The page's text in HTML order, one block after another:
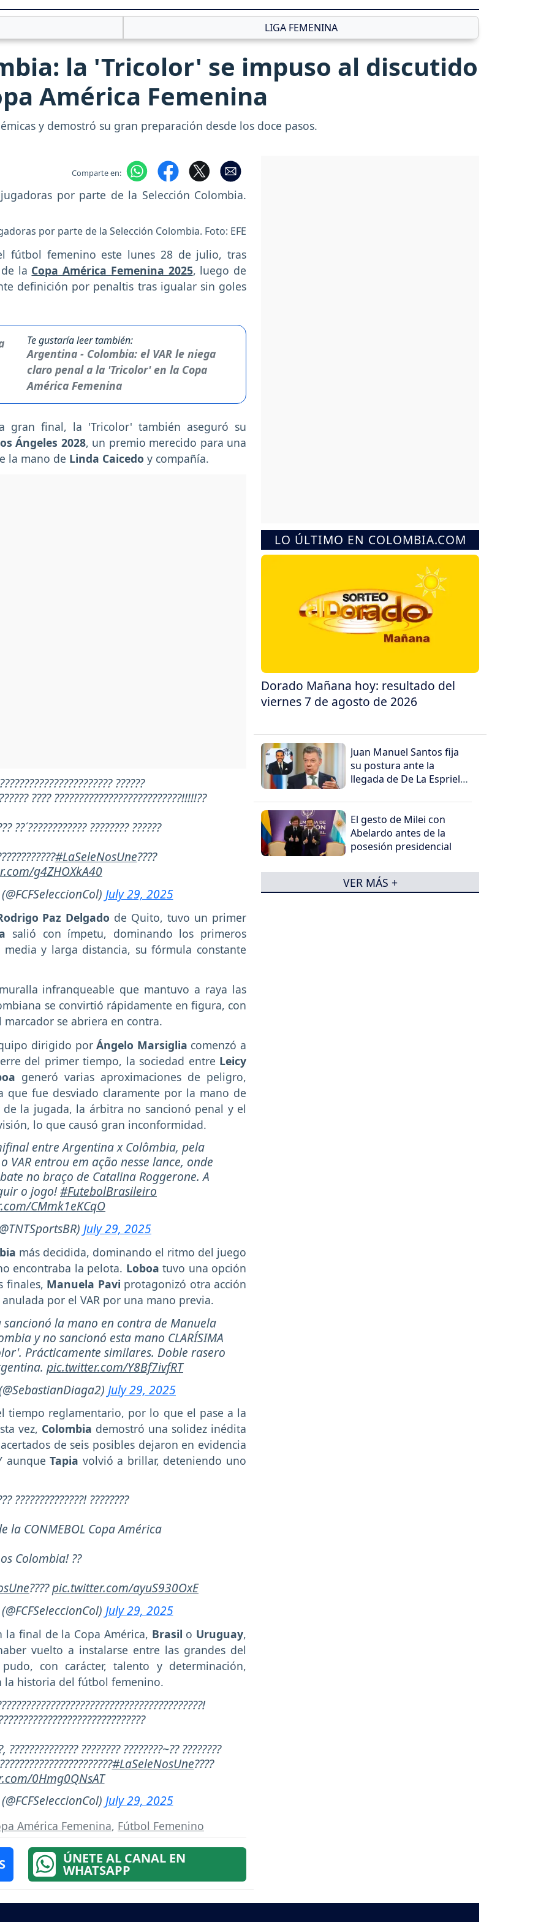
LIGA FEMENINA
la 'Tricolor' se impuso al discutido
América Femenina
y demostró su gran preparación desde los doce pasos.
Comparte en:
por parte de la Selección Colombia. Foto: EFE
fútbol femenino este lunes 28 de julio, tras
la Copa América Femenina 2025, luego de
definición por penaltis tras igualar sin goles
Te gustaría leer también:
Argentina - Colombia: el VAR le niega
claro penal a la 'Tricolor' en la Copa
América Femenina
gran final, la 'Tricolor' también aseguró su
Ángeles 2028, un premio merecido para una
la mano de Linda Caicedo y compañía.
??????
???? ??????????????????????????!!!!!??
??´???????????? ???????? ??????
#LaSeleNosUne????
g4ZHOXkA40
July 29, 2025
Paz Delgado de Quito, tuvo un primer
salió con ímpetu, dominando los primeros
y larga distancia, su fórmula constante
infranqueable que mantuvo a raya las
se convirtió rápidamente en figura, con
se abriera en contra.
dirigido porÁngelo Marsiglia comenzó a
del primer tiempo, la sociedad entre Leicy
generó varias aproximaciones de peligro,
fue desviado claramente por la mano de
la jugada, la árbitra no sancionó penal y el
lo que causó gran inconformidad.
entre Argentina x Colômbia, pela
VAR entrou em ação nesse lance, onde
no braço de Catalina Roggerone. A
o jogo!#FutebolBrasileiro
CMmk1eKCqO
July 29, 2025
más decidida, dominando el ritmo del juego
encontraba la pelota. Loboa tuvo una opción
finales, Manuela Pavi protagonizó otra acción
por el VAR por una mano previa.
la mano en contra de Manuela
y no sancionó esta mano CLARÍSIMA
Prácticamente similares. Doble rasero
pic.twitter.com/Y8Bf7ivfRT
July 29, 2025
tiempo reglamentario, por lo que el pase a la
vez, Colombia demostró una solidez inédita
de seis posibles dejaron en evidencia
aunqueTapia volvió a brillar, deteniendo uno
??????????????! ????????
la CONMEBOL Copa América
Colombia! ??
????pic.twitter.com/ayuS930OxE
July 29, 2025
final de la Copa América, Brasil o Uruguay,
vuelto a instalarse entre las grandes del
con carácter, talento y determinación,
la historia del fútbol femenino.
?????????????? ???????? ????????~?? ????????
#LaSeleNosUne????
0Hmg0QNsAT
July 29, 2025
América Femenina, Fútbol Femenino
ÚNETE AL CANAL EN
WHATSAPP
LO ÚLTIMO EN COLOMBIA.COM
Dorado Mañana hoy: resultado del
viernes 7 de agosto de 2026
Juan Manuel Santos fija
su postura ante la
llegada de De La Espriella
El gesto de Milei con
Abelardo antes de la
posesión presidencial
VER MÁS +